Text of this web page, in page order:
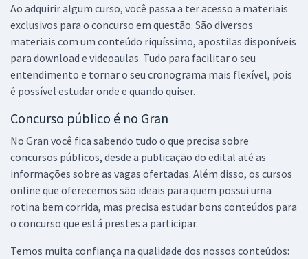
Ao adquirir algum curso, você passa a ter acesso a materiais
exclusivos para o concurso em questão. São diversos
materiais com um conteúdo riquíssimo, apostilas disponíveis
para download e videoaulas. Tudo para facilitar o seu
entendimento e tornar o seu cronograma mais flexível, pois
é possível estudar onde e quando quiser.
Concurso público é no Gran
No Gran você fica sabendo tudo o que precisa sobre
concursos públicos, desde a publicação do edital até as
informações sobre as vagas ofertadas. Além disso, os cursos
online que oferecemos são ideais para quem possui uma
rotina bem corrida, mas precisa estudar bons conteúdos para
o concurso que está prestes a participar.
Temos muita confiança na qualidade dos nossos conteúdos: